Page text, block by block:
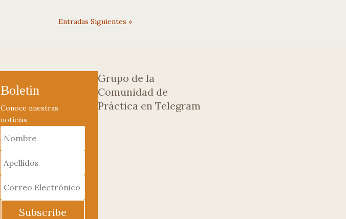
Entradas Siguientes »
Boletin
Conoce nuestras
noticias
Subscribe
Grupo de la
Comunidad de
Práctica en Telegram